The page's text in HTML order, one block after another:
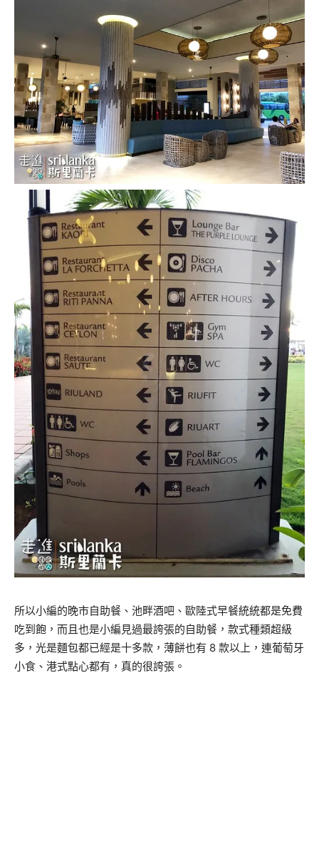
所以小編的晚市自助餐、池畔酒吧、歐陸式早餐統統都是免費
吃到飽，而且也是小編見過最誇張的自助餐，款式種類超級
多，光是麵包都已經是十多款，薄餅也有 8 款以上，連葡萄牙
小食、港式點心都有，真的很誇張。